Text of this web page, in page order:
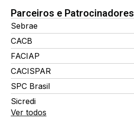
Parceiros e Patrocinadores
Sebrae
CACB
FACIAP
CACISPAR
SPC Brasil
Sicredi
Ver todos